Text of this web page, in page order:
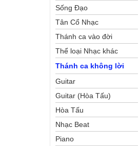
Sống Đạo
Tân Cổ Nhạc
Thánh ca vào đời
Thể loại Nhạc khác
Thánh ca không lời
Guitar
Guitar (Hòa Tấu)
Hòa Tấu
Nhạc Beat
Piano